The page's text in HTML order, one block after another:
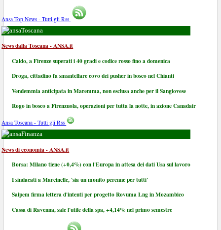
Ansa Top News - Tutti gli Rss
Toscana
News dalla Toscana - ANSA.it
Caldo, a Firenze superati i 40 gradi e codice rosso fino a domenica
Droga, cittadino fa smantellare covo dei pusher in bosco nel Chianti
Vendemmia anticipata in Maremma, non esclusa anche per il Sangiovese
Rogo in bosco a Firenzuola, operazioni per tutta la notte, in azione Canadair
Ansa Toscana - Tutti gli Rss
Finanza
News di economia - ANSA.it
Borsa: Milano tiene (+0,4%) con l'Europa in attesa dei dati Usa sul lavoro
I sindacati a Marcinelle, 'sia un monito perenne per tutti'
Saipem firma lettera d'intenti per progetto Rovuma Lng in Mozambico
Cassa di Ravenna, sale l'utile della spa, +4,14% nel primo semestre